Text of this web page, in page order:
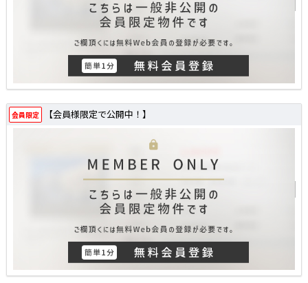
会員限定 【会員様限定で公開中！】